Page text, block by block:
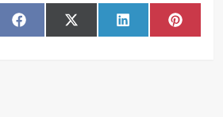
Share
on
FacebookShare
on
X
(Twitter)
Share
on
LinkedIn Share
on